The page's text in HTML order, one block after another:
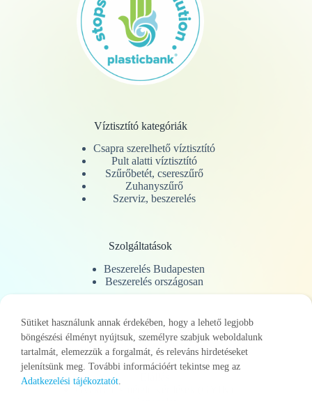
Víztisztító kategóriák
Csapra szerelhető víztisztító
Pult alatti víztisztító
Szűrőbetét, csereszűrő
Zuhanyszűrő
Szerviz, beszerelés
Szolgáltatások
Beszerelés Budapesten
Beszerelés országosan
Információk
ÁSZF
Adatkezelési tájékoztató
Gyakran Ismételt Kérdések (GYIK)
Sütiket használunk annak érdekében, hogy a lehető legjobb
böngészési élményt nyújtsuk, személyre szabjuk weboldalunk
tartalmát, elemezzük a forgalmát, és releváns hirdetéseket
jelenítsünk meg. További információért tekintse meg az
Adatkezelési tájékoztatót.